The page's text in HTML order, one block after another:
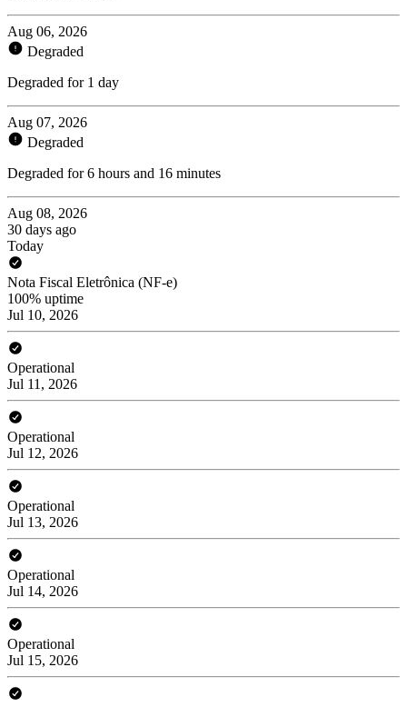
Aug 06, 2026
Degraded
Degraded for 1 day
Aug 07, 2026
Degraded
Degraded for 6 hours and 16 minutes
Aug 08, 2026
30 days ago
Today
Nota Fiscal Eletrônica (NF-e)
100% uptime
Jul 10, 2026
Operational
Jul 11, 2026
Operational
Jul 12, 2026
Operational
Jul 13, 2026
Operational
Jul 14, 2026
Operational
Jul 15, 2026